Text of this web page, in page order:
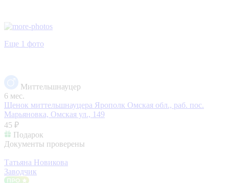
Еще 1 фото
Миттельшнауцер
6 мес.
Щенок миттельшнауцера Ярополк Омская обл., раб. пос.
Марьяновка, Омская ул., 149
45 ₽
Подарок
Документы проверены
Татьяна Новикова
Заводчик